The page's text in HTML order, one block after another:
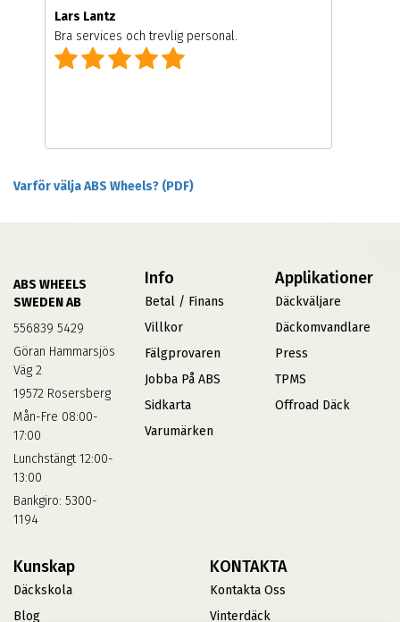
Lars Lantz
Bra services och trevlig personal.
Varför välja ABS Wheels? (PDF)
ABS WHEELS
SWEDEN AB
556839 5429
Göran Hammarsjös
Väg 2
19572 Rosersberg
Mån-Fre 08:00-
17:00
Lunchstängt 12:00-
13:00
Bankgiro: 5300-
1194
Info
Betal / Finans
Villkor
Fälgprovaren
Jobba På ABS
Sidkarta
Varumärken
Applikationer
Däckväljare
Däckomvandlare
Press
TPMS
Offroad Däck
Kunskap
Däckskola
Blog
KONTAKTA
Kontakta Oss
Vinterdäck